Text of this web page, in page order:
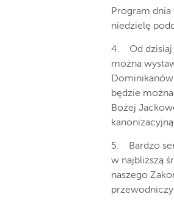
Program dnia
niedzielę
4. Od dzisiaj
można
będzie
Bożej
5. Bardzo
w najbliższą
naszego